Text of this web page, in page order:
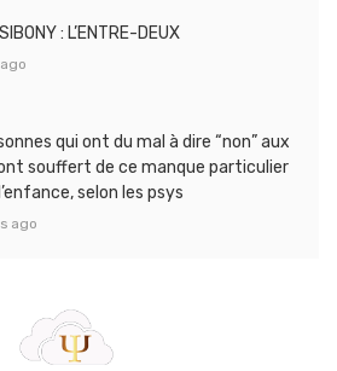
: L’ENTRE-DEUX
qui ont du mal à dire “non” aux
souffert de ce manque particulier
selon les psys
ago